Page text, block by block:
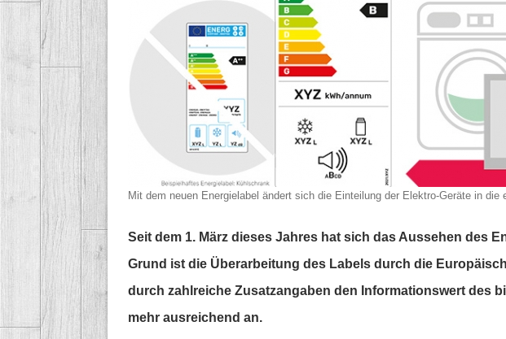
Mit dem neuen Energielabel ändert sich die Einteilung der Elektro-Geräte in die
Seit dem 1. März dieses Jahres hat sich das Aussehen des
Grund ist die Überarbeitung des Labels durch die
durch zahlreiche Zusatzangaben den Informationswert des
mehr ausreichend an.